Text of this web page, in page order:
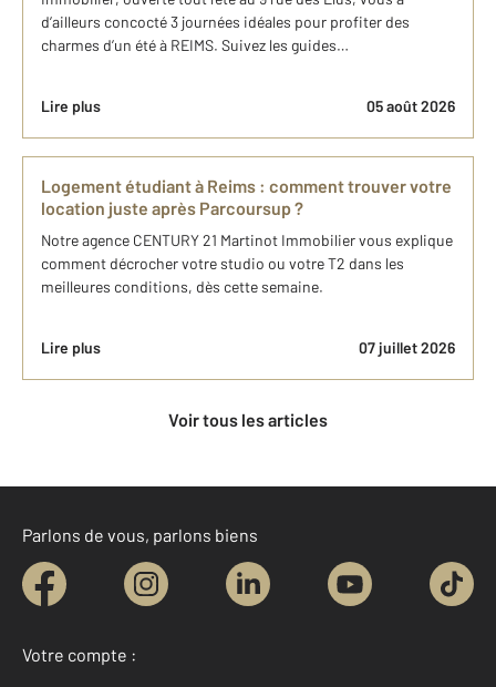
d’ailleurs concocté 3 journées idéales pour profiter des
charmes d’un été à REIMS. Suivez les guides…
Lire plus 05 août 2026
Logement étudiant à Reims : comment trouver votre
location juste après Parcoursup ?
Notre agence CENTURY 21 Martinot Immobilier vous explique
comment décrocher votre studio ou votre T2 dans les
meilleures conditions, dès cette semaine.
Lire plus 07 juillet 2026
Voir tous les articles
Parlons de vous, parlons biens
Votre compte :